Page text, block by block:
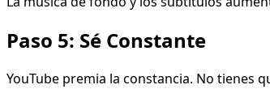
Paso 5: Sé Constante
YouTube premia la constancia. No tienes